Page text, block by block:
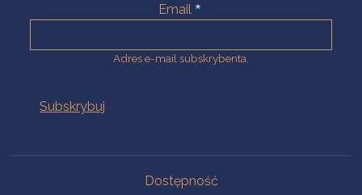
Email
Adres e-mail subskrybenta.
Dostępność